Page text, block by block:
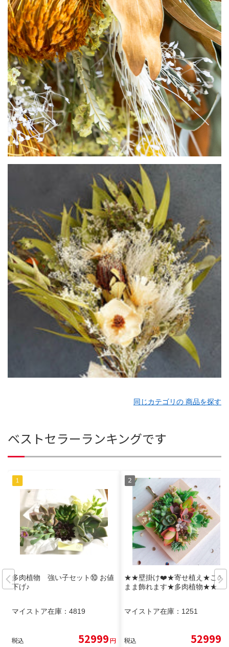
同じカテゴリの 商品を探す
ベストセラーランキングです
多肉植物 強い子セット⑩ お値
下げ♪
マイストア在庫： 4819
税込 52999円
★★壁掛け❤️★寄せ植え★この
まま飾れます★多肉植物★★
マイストア在庫： 1251
税込 52999